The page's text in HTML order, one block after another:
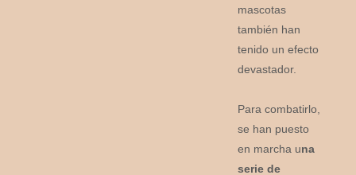
mascotas
también han
tenido un efecto
devastador.
Para combatirlo,
se han puesto
en marcha una
serie de